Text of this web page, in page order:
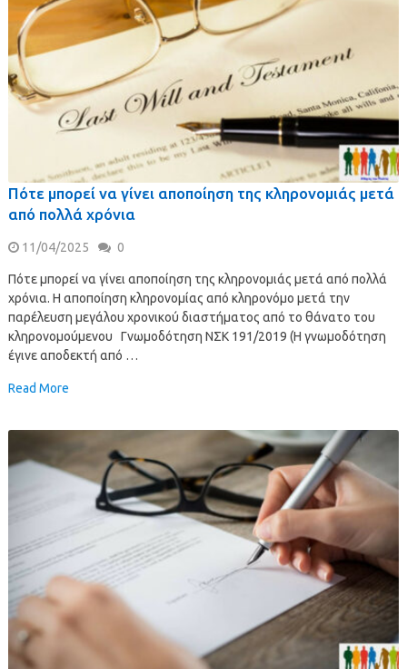
Πότε μπορεί να γίνει αποποίηση της κληρονομιάς μετά
από πολλά χρόνια
11/04/2025 0
Πότε μπορεί να γίνει αποποίηση της κληρονομιάς μετά από πολλά
χρόνια. Η αποποίηση κληρονομίας από κληρονόμο μετά την
παρέλευση μεγάλου χρονικού διαστήματος από το θάνατο του
κληρονομούμενου Γνωμοδότηση ΝΣΚ 191/2019 (Η γνωμοδότηση
έγινε αποδεκτή από …
Read More